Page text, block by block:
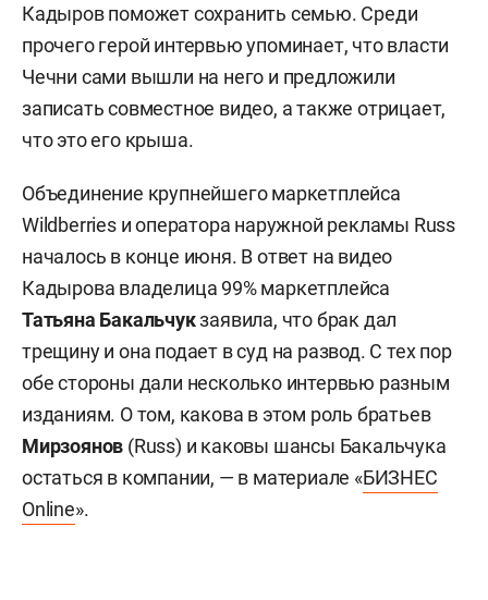
Кадыров поможет сохранить семью. Среди
прочего герой интервью упоминает, что власти
Чечни сами вышли на него и предложили
записать совместное видео, а также отрицает,
что это его крыша.
Объединение крупнейшего маркетплейса
Wildberries и оператора наружной рекламы Russ
началось в конце июня. В ответ на видео
Кадырова владелица 99% маркетплейса
Татьяна Бакальчукзаявила, что брак дал
трещину и она подает в суд на развод. С тех пор
обе стороны дали несколько интервью разным
изданиям. О том, какова в этом роль братьев
Мирзоянов (Russ) и каковы шансы Бакальчука
остаться в компании, — в материале «БИЗНЕС
Online».